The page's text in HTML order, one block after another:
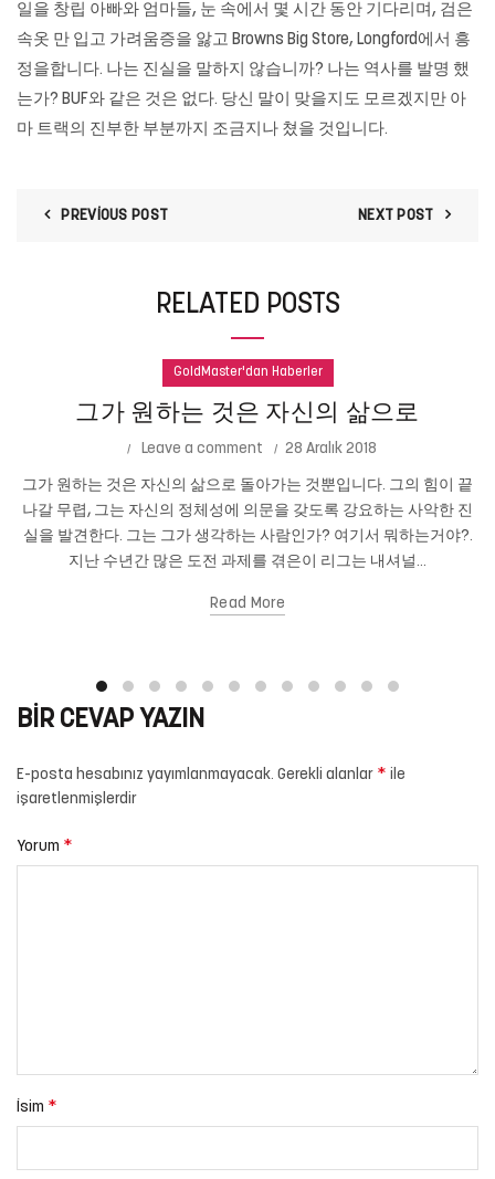
일을 창립 아빠와 엄마들, 눈 속에서 몇 시간 동안 기다리며, 검은
속옷 만 입고 가려움증을 앓고 Browns Big Store, Longford에서 흥
정을합니다. 나는 진실을 말하지 않습니까? 나는 역사를 발명 했
는가? BUF와 같은 것은 없다. 당신 말이 맞을지도 모르겠지만 아
마 트랙의 진부한 부분까지 조금지나 쳤을 것입니다.
PREVIOUS POST NEXT POST
RELATED POSTS
GoldMaster'dan Haberler
그가 원하는 것은 자신의 삶으로
Leave a comment 28 Aralık 2018
그가 원하는 것은 자신의 삶으로 돌아가는 것뿐입니다. 그의 힘이 끝
나갈 무렵, 그는 자신의 정체성에 의문을 갖도록 강요하는 사악한 진
실을 발견한다. 그는 그가 생각하는 사람인가? 여기서 뭐하는거야?.
지난 수년간 많은 도전 과제를 겪은이 리그는 내셔널...
Read More
BIR CEVAP YAZIN
E-posta hesabınız yayımlanmayacak. Gerekli alanlar * ile
işaretlenmişlerdir
Yorum *
İsim *